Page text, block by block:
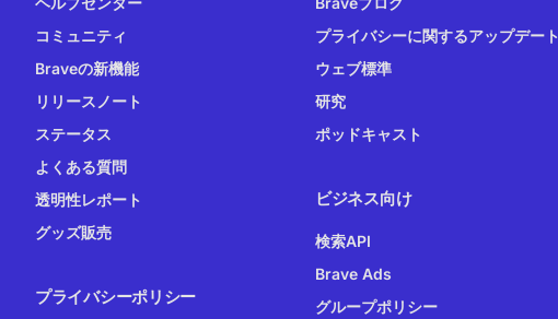
コミュニティ
Braveの新機能
リリースノート
ステータス
よくある質問
透明性レポート
グッズ販売
プライバシーポリシー
プライバシーに関するアップデート
ウェブ標準
研究
ポッドキャスト
ビジネス向け
検索API
Brave Ads
グループポリシー